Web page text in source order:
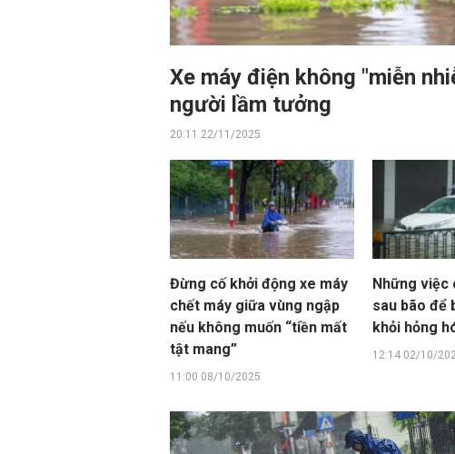
Xe máy điện không "miễn
người lầm tưởng
20:11 22/11/2025
Đừng cố khởi động xe máy
chết máy giữa vùng ngập
nếu không muốn “tiền mất
tật mang”
11:00 08/10/2025
Những việc
sau bão để
khỏi hỏng
12:14 02/10/